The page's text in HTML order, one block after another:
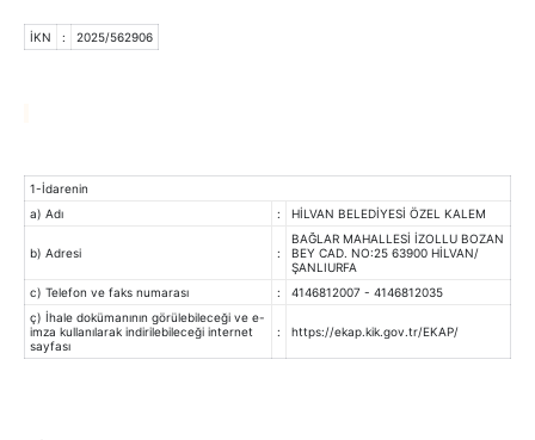
İKN : 2025/562906
1-İdarenin
a) Adı
: HİLVAN BELEDİYESİ ÖZEL KALEM
b) Adresi :
BAĞLAR MAHALLESİ İZOLLU BOZAN
BEY CAD. NO:25 63900 HİLVAN/
ŞANLIURFA
c) Telefon ve faks numarası
:
4146812007 - 4146812035
ç) İhale dokümanının görülebileceği ve e-
imza kullanılarak indirilebileceği internet
sayfası
: https://ekap.kik.gov.tr/EKAP/